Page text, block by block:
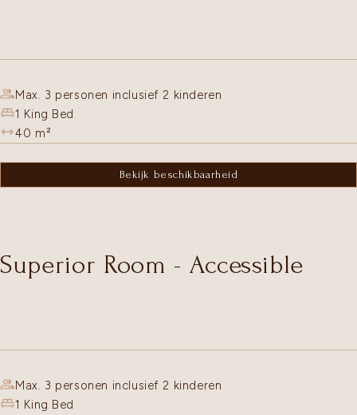
Max. 3 personen inclusief 2 kinderen
1 King Bed
40 m²
Bekijk beschikbaarheid
Superior Room - Accessible
Max. 3 personen inclusief 2 kinderen
1 King Bed